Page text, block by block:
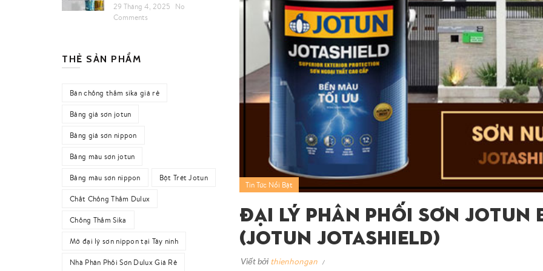
Tin Tức Nổi Bật
Đại Lý Phân Phối Sơn Jotun
(Jotun Jotashield)
Viết bởi thienhongan
29 Tháng 4, 2025
No
Comments
THẺ SẢN PHẨM
Bán chống thấm sika giá rẻ
Bảng giá sơn jotun
Bảng giá sơn nippon
Bảng màu sơn jotun
Bảng màu sơn nippon Bột Trét Jotun
Chất Chống Thấm Dulux
Chống Thấm Sika
Mở đại lý sơn nippon tại Tây ninh
Nhà Phân Phối Sơn Dulux Giá Rẻ